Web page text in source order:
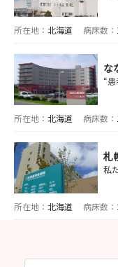
所在地： 北海道 病床数：
な
“
所在地： 北海道 病床数：
札
所在地： 北海道 病床数：